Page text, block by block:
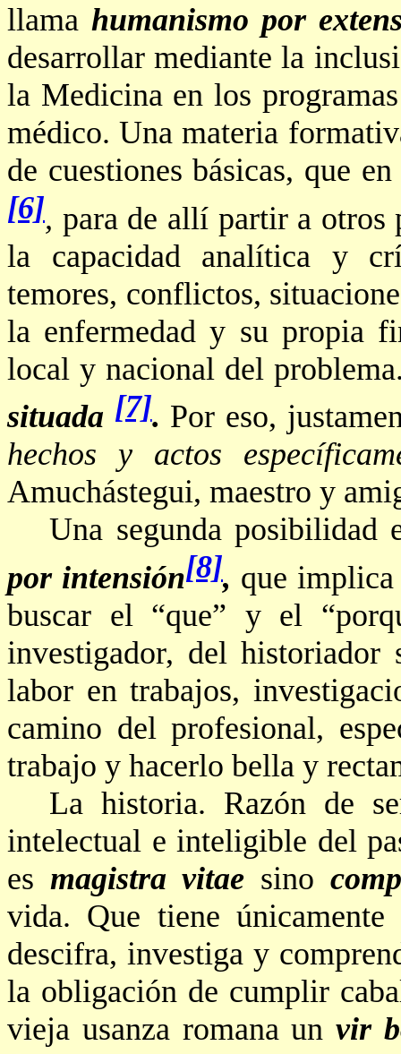
llama humanismo por
desarrollar mediante la
la Medicina en los
médico. Una materia
de cuestiones básicas, que
[6], para de allí partir a otros
la capacidad analítica y
temores, conflictos,
la enfermedad y su propia
local y nacional del
situada [7]. Por eso,
hechos y actos
Amuchástegui, maestro y
Una segunda
por intensión[8], que
buscar el “que” y el
investigador, del historiador
labor en trabajos,
camino del profesional,
trabajo y hacerlo bella y
La historia. Razón de
intelectual e inteligible del
es magistra vitae sino
vida. Que tiene
descifra, investiga y
la obligación de cumplir
vieja usanza romana unvir